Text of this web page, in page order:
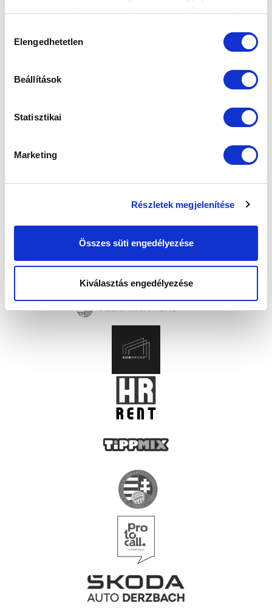
weboldalon való böngészés folytatásával Ön hozzájárul a
kiválasztása
Elengedhetetlen
Beállítások
Statisztikai
Marketing
Részletek megjelenítése
Összes süti engedélyezése
Kiválasztás engedélyezése